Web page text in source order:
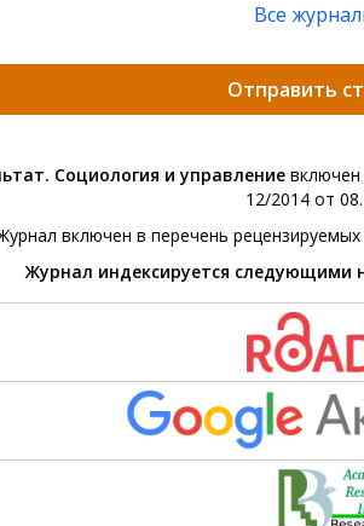
Все
Отправить
Социология и управление
12/2014 от
включен в перечень
Журнал индексируется